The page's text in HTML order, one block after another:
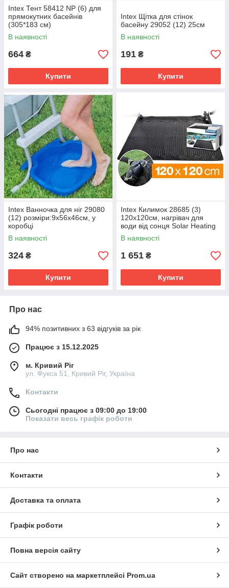
Intex Тент 58412 NP (6) для
прямокутних басейнів
(305*183 см)
В наявності
664 ₴
Купити
Intex Щітка для стінок
басейну 29052 (12) 25см
В наявності
191 ₴
Купити
Intex Ванночка для ніг 29080
(12) розміри:9х56х46см, у
коробці
В наявності
324 ₴
Купити
Intex Килимок 28685 (3)
120х120см, нагрівач для
води від сонця Solar Heating
Mat, щланг 32мм
В наявності
1 651 ₴
Купити
Про нас
94% позитивних з 63 відгуків за рік
Працює з 15.12.2025
м. Кривий Ріг
ул. Фукса 51, Кривий Ріг, Україна
Контакти
Сьогодні працює з 09:00 до 19:00
Показати весь графік роботи
Про нас
Контакти
Доставка та оплата
Графік роботи
Повна версія сайту
Сайт створено на маркетплейсі Prom.ua